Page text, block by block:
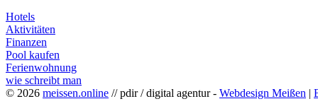
Hotels
Aktivitäten
Finanzen
Pool kaufen
Ferienwohnung
wie schreibt man
© 2026 meissen.online // pdir / digital agentur - Webdesign Meißen |